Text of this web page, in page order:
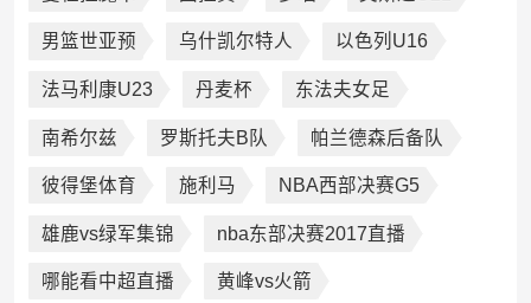
男篮世亚预 乌什凯尔特人 以色列U16
法马利康U23 丹麦杯 东法夫女足
南希尔兹 罗斯托夫B队 帕兰德森后备队
彼得堡体育 施利马 NBA西部决赛G5
雄鹿vs绿军集锦 nba东部决赛2017直播
哪能看中超直播 黄峰vs火箭